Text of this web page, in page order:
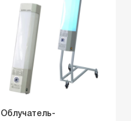
Облучатель-